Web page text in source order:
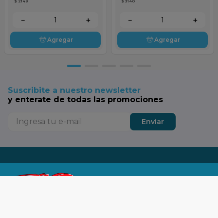
$ 2148
＋
－
Agregar
$ 3140
＋
－
Agregar
Suscribite a nuestro newsletter
y enterate de todas las promociones
Enviar